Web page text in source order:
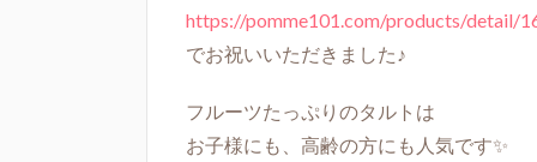
https://pomme101.com/products/detail/
でお祝いいただきました♪
フルーツたっぷりのタルトは
お子様にも、高齢の方にも人気です✨